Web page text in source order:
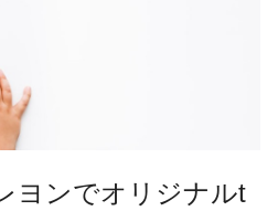
ヨンでオリジナルt